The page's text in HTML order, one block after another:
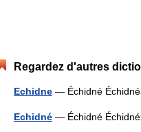
Regardez d'autres
Echidne — Échidné
Echidné — Échidné